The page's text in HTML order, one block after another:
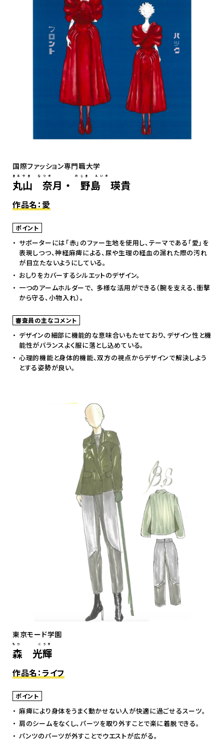
国際ファッション専門職大学
丸山 奈月 ・ 野島 瑛貴
まるやま なつき のじま えいき
作品名：愛
ポイント
サポーターには「赤」のファー生地を使用し、テーマである「愛」を
表現しつつ、神経麻痺による、尿や生理の経血の漏れた際の汚れ
が目立たないようにしている。
おしりをカバーするシルエットのデザイン。
一つのアームホルダーで、 多様な活用ができる（腕を支える、衝撃
から守る、小物入れ）。
審査員の主なコメント
デザインの細部に機能的な意味合いもたせており、デザイン性と機
能性がバランスよく服に落とし込めている。
心理的機能と身体的機能、双方の視点からデザインで解決しよう
とする姿勢が良い。
東京モード学園
森 光輝
もり こうき
作品名：ライフ
ポイント
麻痺により身体をうまく動かせない人が快適に過ごせるスーツ。
肩のシームをなくし、パーツを取り外すことで楽に着脱できる。
パンツのパーツが外すことでウエストが広がる。